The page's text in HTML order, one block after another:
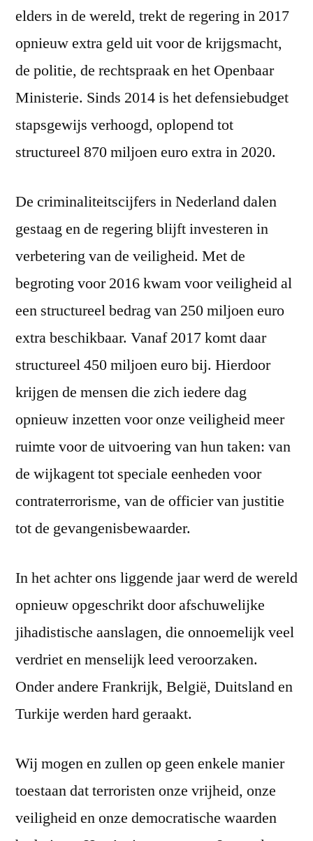
elders in de wereld, trekt de regering in 2017
opnieuw extra geld uit voor de krijgsmacht,
de politie, de rechtspraak en het Openbaar
Ministerie. Sinds 2014 is het defensiebudget
stapsgewijs verhoogd, oplopend tot
structureel 870 miljoen euro extra in 2020.
De criminaliteitscijfers in Nederland dalen
gestaag en de regering blijft investeren in
verbetering van de veiligheid. Met de
begroting voor 2016 kwam voor veiligheid al
een structureel bedrag van 250 miljoen euro
extra beschikbaar. Vanaf 2017 komt daar
structureel 450 miljoen euro bij. Hierdoor
krijgen de mensen die zich iedere dag
opnieuw inzetten voor onze veiligheid meer
ruimte voor de uitvoering van hun taken: van
de wijkagent tot speciale eenheden voor
contraterrorisme, van de officier van justitie
tot de gevangenisbewaarder.
In het achter ons liggende jaar werd de wereld
opnieuw opgeschrikt door afschuwelijke
jihadistische aanslagen, die onnoemelijk veel
verdriet en menselijk leed veroorzaken.
Onder andere Frankrijk, België, Duitsland en
Turkije werden hard geraakt.
Wij mogen en zullen op geen enkele manier
toestaan dat terroristen onze vrijheid, onze
veiligheid en onze democratische waarden